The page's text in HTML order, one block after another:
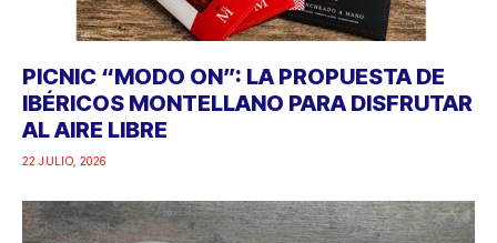
PICNIC “MODO ON”: LA PROPUESTA DE
IBÉRICOS MONTELLANO PARA DISFRUTAR
AL AIRE LIBRE
22 JULIO, 2026